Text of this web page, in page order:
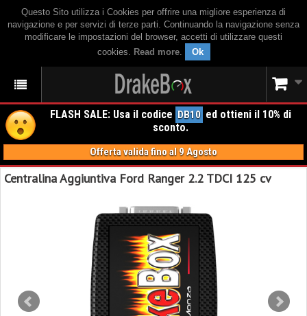
Questo Sito utilizza i Cookies per offrire una migliore esperienza di
navigazione e per servizi di terze parti. Continuando la navigazione senza
modificare le impostazioni del browser, accetti di utilizzare questi
cookies. Read more. Ok
FLASH SALE: Usa il codice DB10 ed ottieni il 10% di
sconto.
Offerta valida fino al 9 Agosto
Centralina Aggiuntiva Ford Ranger 2.2 TDCI 125 cv